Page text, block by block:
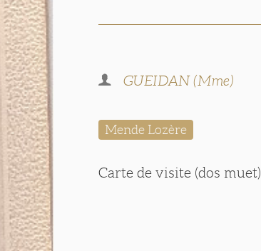
GUEIDAN (Mme)
Mende Lozère
Carte de visite (dos muet)